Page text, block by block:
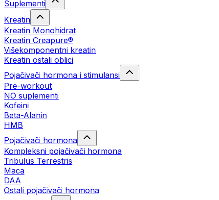
Suplementi
Kreatin
Kreatin Monohidrat
Kreatin Creapure®
Višekomponentni kreatin
Kreatin ostali oblici
Pojačivači hormona i stimulansi
Pre-workout
NO suplementi
Kofeini
Beta-Alanin
HMB
Pojačivači hormona
Kompleksni pojačivači hormona
Tribulus Terrestris
Maca
DAA
Ostali pojačivači hormona